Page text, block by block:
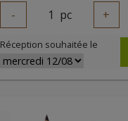
- 1 pc +
Réception souhaitée le